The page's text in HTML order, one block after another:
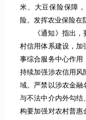
米、大豆保险保障
险。发挥农业保险在
《通知》指出
村信用体系建设，加
事综合服务中心作用
持续加强涉农信用风
域。严禁以涉农金融
与不法中介内外勾结
构要加强对农村普惠